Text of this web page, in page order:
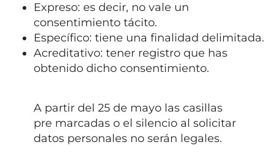
Expreso: es decir, no vale un
consentimiento tácito.
Específico: tiene una finalidad delimitada.
Acreditativo: tener registro que has
obtenido dicho consentimiento.
A partir del 25 de mayo las casillas
pre marcadas o el silencio al solicitar
datos personales no serán legales.